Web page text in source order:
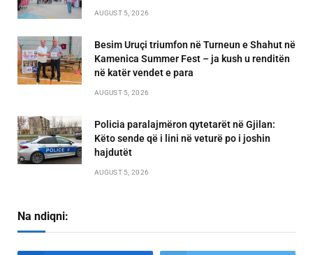
AUGUST 5, 2026
Besim Uruçi triumfon në Turneun e Shahut në
Kamenica Summer Fest – ja kush u renditën
në katër vendet e para
AUGUST 5, 2026
Policia paralajmëron qytetarët në Gjilan:
Këto sende që i lini në veturë po i joshin
hajdutët
AUGUST 5, 2026
Na ndiqni: